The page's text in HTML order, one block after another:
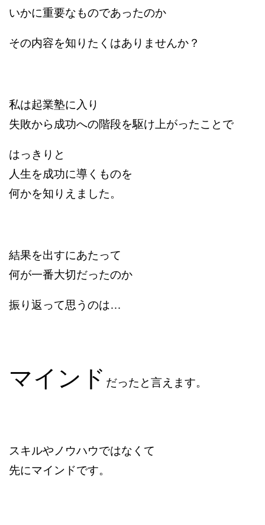
いかに重要なものであったのか
その内容を知りたくはありませんか？
私は起業塾に入り
失敗から成功への階段を駆け上がったことで
はっきりと
人生を成功に導くものを
何かを知りえました。
結果を出すにあたって
何が一番大切だったのか
振り返って思うのは…
マインド だったと言えます。
スキルやノウハウではなくて
先にマインドです。